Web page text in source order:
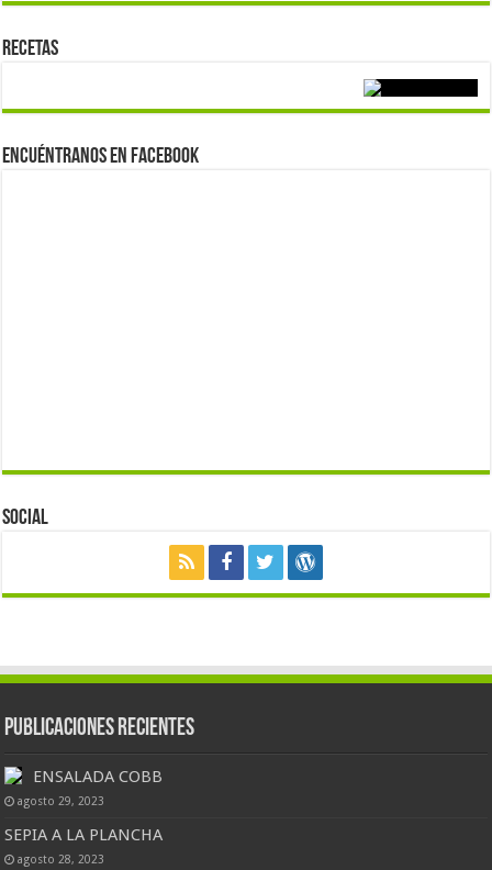
Recetas
Encuéntranos en Facebook
Social
Publicaciones Recientes
ENSALADA COBB
agosto 29, 2023
SEPIA A LA PLANCHA
agosto 28, 2023